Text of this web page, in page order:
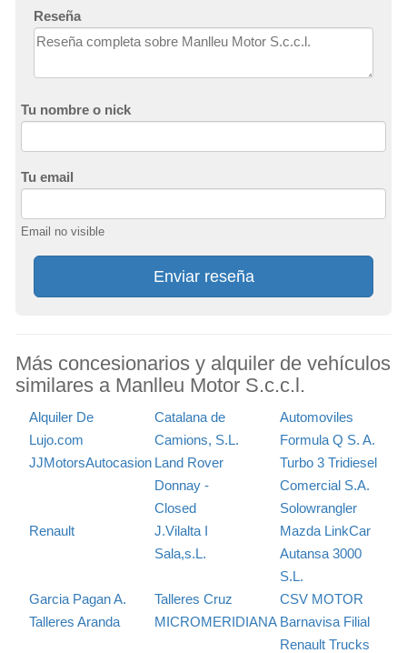
Reseña
Tu nombre o nick
Tu email
Email no visible
Enviar reseña
Más concesionarios y alquiler de vehículos
similares a Manlleu Motor S.c.c.l.
Alquiler De
Lujo.com
Catalana de
Camions, S.L.
Automoviles
Formula Q S. A.
JJMotorsAutocasion Land Rover
Donnay -
Closed
Turbo 3 Tridiesel
Comercial S.A.
Solowrangler
Renault
J.Vilalta I
Sala,s.L.
Mazda LinkCar
Autansa 3000
S.L.
Garcia Pagan A.
Talleres Cruz
CSV MOTOR
Talleres Aranda
MICROMERIDIANA Barnavisa Filial
Renault Trucks